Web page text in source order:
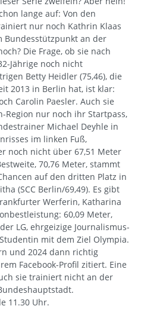
lange auf: Von den
nur noch Kathrin Klaas
Bundesstützpunkt an der
Die Frage, ob sie nach
Jährige noch nicht
Betty Heidler (75,46), die
2013 in Berlin hat, ist klar:
Carolin Paesler. Auch sie
nur noch ihr Startpass,
Michael Deyhle in
im linken Fuß,
noch nicht über 67,51 Meter
70,76 Meter, stammt
auf den dritten Platz in
(SCC Berlin/69,49). Es gibt
Werferin, Katharina
60,09 Meter,
LG, ehrgeizige Journalismus-
mit dem Ziel Olympia.
und 2024 dann richtig
Facebook-Profil zitiert. Eine
sie trainiert nicht an der
11.30 Uhr.